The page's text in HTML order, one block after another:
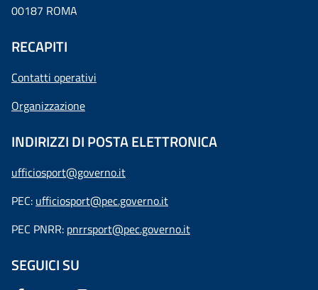
00187 ROMA
RECAPITI
Contatti operativi
Organizzazione
INDIRIZZI DI POSTA ELETTRONICA
ufficiosport@governo.it
PEC: ufficiosport@pec.governo.it
PEC PNRR: pnrrsport@pec.governo.it
SEGUICI SU